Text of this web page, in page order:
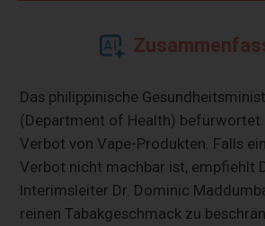
Das philippinische
(Department of Health) befürwortet
Verbot von Vape-Produkten. Falls
Verbot nicht machbar ist, empfiehlt
Interimsleiter Dr. Dominic
reinen Tabakgeschmack zu